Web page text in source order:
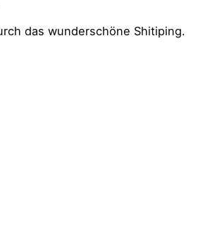
das wunderschöne Shitiping.